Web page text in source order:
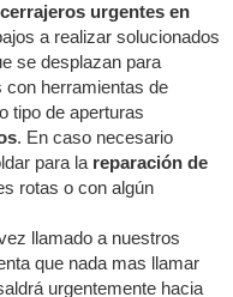
cerrajeros urgentes en
a realizar solucionados
se desplazan para
con herramientas de
tipo de aperturas
. En caso necesario
para la reparación de
rotas o con algún
llamado a nuestros
que nada mas llamar
urgentemente hacia